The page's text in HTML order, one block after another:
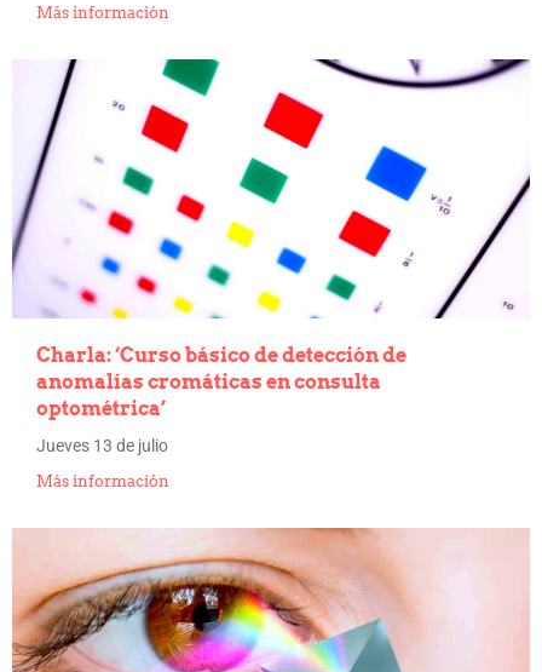
Más información
Charla: ‘Curso básico de detección de
anomalías cromáticas en consulta
optométrica’
Jueves 13 de julio
Más información